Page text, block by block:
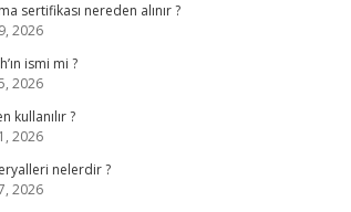
sertifikası nereden alınır ?
2026
ismi mi ?
2026
kullanılır ?
2026
nelerdir ?
2026